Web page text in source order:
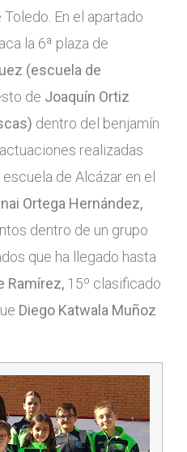
En el apartado
la 6ª plaza de
(escuela de
de Joaquín Ortiz
dentro del benjamín
realizadas
de Alcázar en el
Ortega Hernández,
dentro de un grupo
que ha llegado hasta
Ramírez, 15º clasificado
Diego Katwala Muñoz